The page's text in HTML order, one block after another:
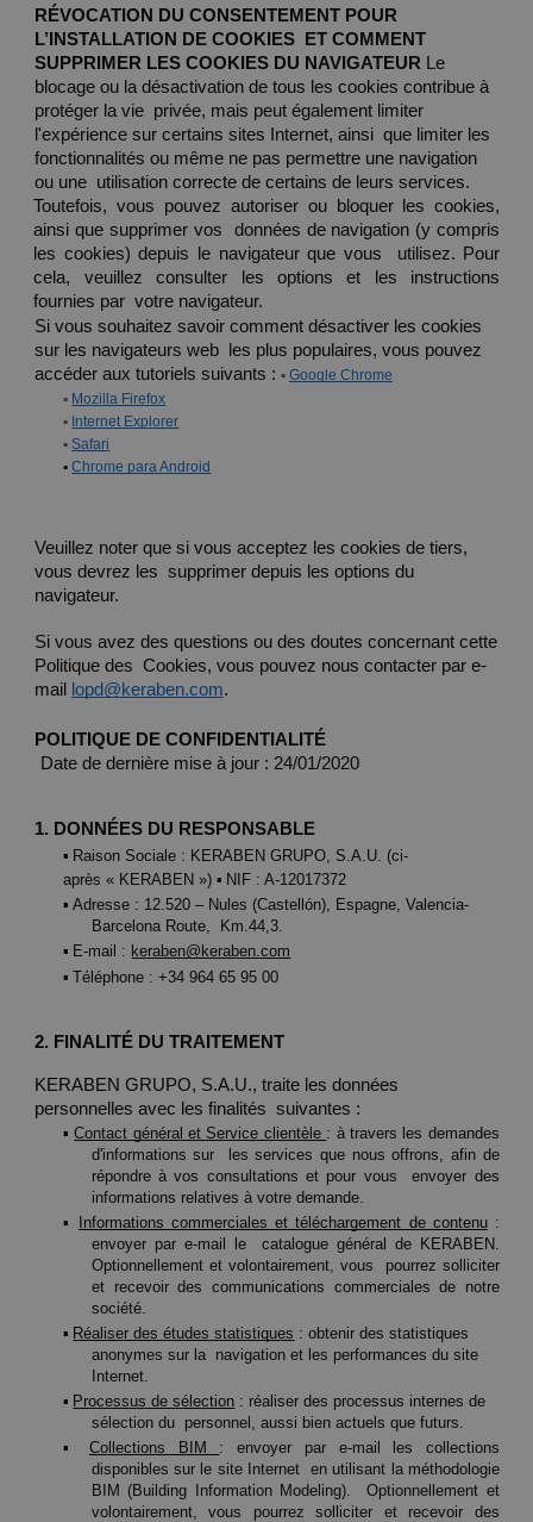
RÉVOCATION DU CONSENTEMENT POUR
L’INSTALLATION DE COOKIES  ET COMMENT
SUPPRIMER LES COOKIES DU NAVIGATEUR
Le
blocage ou la désactivation de tous les cookies contribue à
protéger la vie  privée, mais peut également limiter
l'expérience sur certains sites Internet, ainsi  que limiter les
fonctionnalités ou même ne pas permettre une navigation
ou une  utilisation correcte de certains de leurs services.
Toutefois, vous pouvez autoriser ou bloquer les cookies,
ainsi que supprimer vos  données de navigation (y compris
les cookies) depuis le navigateur que vous  utilisez. Pour
cela, veuillez consulter les options et les instructions
fournies par  votre navigateur.
Si vous souhaitez savoir comment désactiver les cookies
sur les navigateurs web  les plus populaires, vous pouvez
accéder aux tutoriels suivants : ▪ Google Chrome
▪ Mozilla Firefox
▪ Internet Explorer
▪ Safari
▪ Chrome para Android
Veuillez noter que si vous acceptez les cookies de tiers,
vous devrez les  supprimer depuis les options du
navigateur.
Si vous avez des questions ou des doutes concernant cette
Politique des  Cookies, vous pouvez nous contacter par e-
mail
lopd@keraben.com.
POLITIQUE DE CONFIDENTIALITÉ
Date de dernière mise à jour : 24/01/2020
1. DONNÉES DU RESPONSABLE
▪ Raison Sociale : KERABEN GRUPO, S.A.U. (ci-
après « KERABEN ») ▪ NIF : A-12017372
▪ Adresse : 12.520 – Nules (Castellón), Espagne, Valencia-
Barcelona Route,  Km.44,3.
▪ E-mail : keraben@keraben.com
▪ Téléphone : +34 964 65 95 00
2. FINALITÉ DU TRAITEMENT
KERABEN GRUPO, S.A.U., traite les données
personnelles avec les finalités  suivantes :
▪ Contact général et Service clientèle : à travers les demandes
d'informations sur  les services que nous offrons, afin de
répondre à vos consultations et pour vous  envoyer des
informations relatives à votre demande.
▪ Informations commerciales et téléchargement de contenu :
envoyer par e-mail le  catalogue général de KERABEN.
Optionnellement et volontairement, vous  pourrez solliciter
et recevoir des communications commerciales de notre
société.
▪ Réaliser des études statistiques : obtenir des statistiques
anonymes sur la  navigation et les performances du site
Internet.
▪ Processus de sélection : réaliser des processus internes de
sélection du  personnel, aussi bien actuels que futurs.
▪ Collections BIM : envoyer par e-mail les collections
disponibles sur le site Internet  en utilisant la méthodologie
BIM (Building Information Modeling).  Optionnellement et
volontairement, vous pourrez solliciter et recevoir des